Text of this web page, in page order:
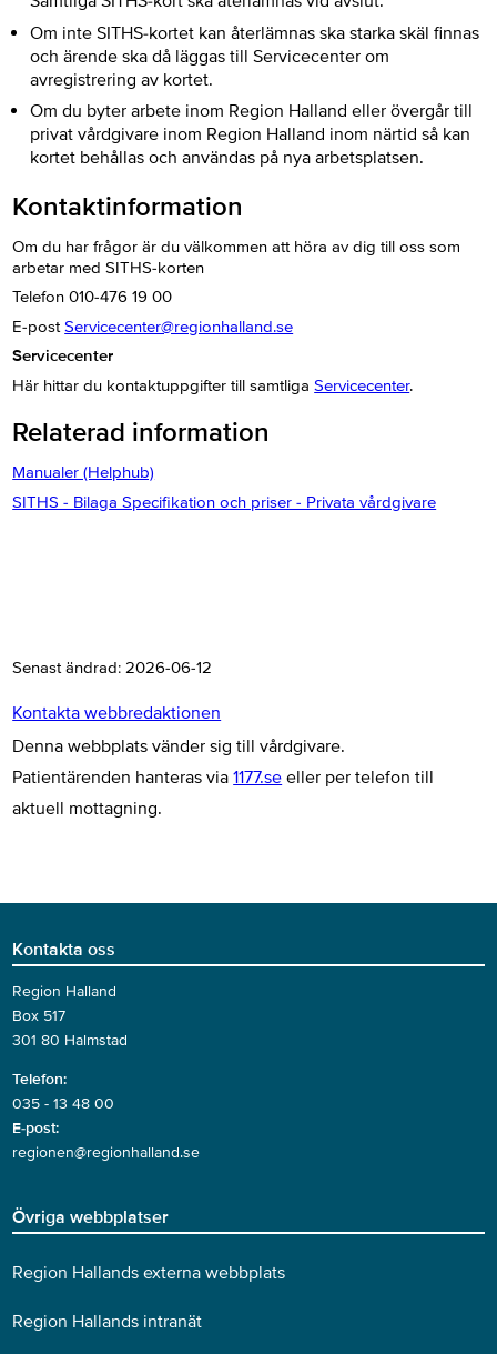
Om inte SITHS-kortet kan återlämnas ska starka skäl finnas
och ärende ska då läggas till Servicecenter om
avregistrering av kortet.
Om du byter arbete inom Region Halland eller övergår till
privat vårdgivare inom Region Halland inom närtid så kan
kortet behållas och användas på nya arbetsplatsen.
Kontaktinformation
Om du har frågor är du välkommen att höra av dig till oss som
arbetar med SITHS-korten
Telefon 010-476 19 00
E-postServicecenter@regionhalland.se
Servicecenter
Här hittar du kontaktuppgifter till samtligaServicecenter.
Relaterad information
Manualer (Helphub)
SITHS - Bilaga Specifikation och priser - Privata vårdgivare
Senast ändrad:2026-06-12
Kontakta webbredaktionen
Denna webbplats vänder sig till vårdgivare.
Patientärenden hanteras via1177.se eller per telefon till
aktuell mottagning.
Kontakta oss
Region Halland
Box 517
301 80 Halmstad
Telefon:
035 - 13 48 00
E-post:
regionen@regionhalland.se
Övriga webbplatser
Region Hallands externa webbplats
Region Hallands intranät